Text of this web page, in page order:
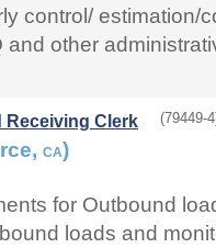
control/ estimation/
and other
Receiving Clerk (79449-
CA)
for Outbound
loads and